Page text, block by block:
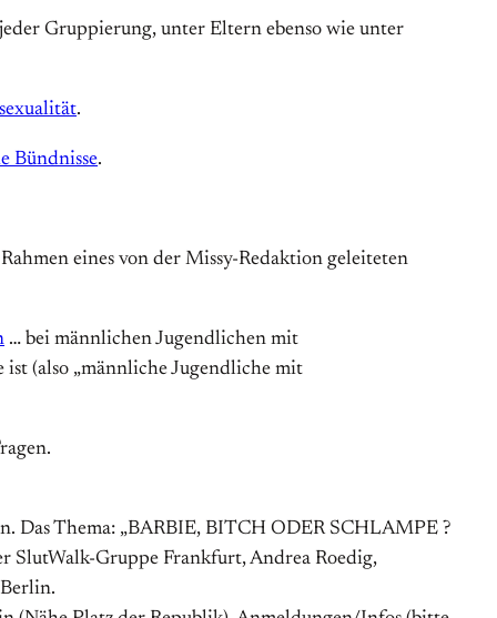
Gruppierung, unter Eltern ebenso wie unter
.
Bündnisse.
eines von der Missy-Redaktion geleiteten
… bei männlichen Jugendlichen mit
(also „männliche Jugendliche mit
Das Thema: „BARBIE, BITCH ODER SCHLAMPE ?
SlutWalk-Gruppe Frankfurt, Andrea Roedig,